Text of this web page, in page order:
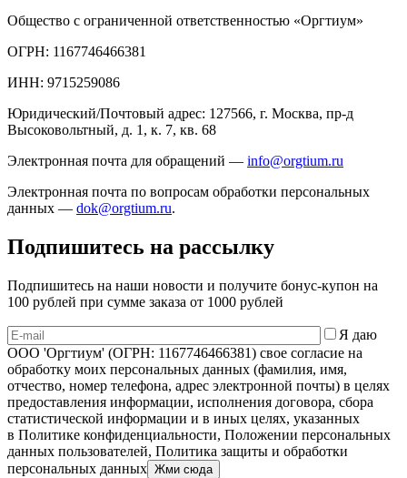
Общество с ограниченной ответственностью «Оргтиум»
ОГРН: 1167746466381
ИНН: 9715259086
Юридический/Почтовый адрес: 127566, г. Москва, пр-д
Высоковольтный, д. 1, к. 7, кв. 68
Электронная почта для обращений — info@orgtium.ru
Электронная почта по вопросам обработки персональных
данных — dok@orgtium.ru.
Подпишитесь на рассылку
Подпишитесь на наши новости и получите бонус-купон на
100 рублей при сумме заказа от 1000 рублей
Я даю
ООО 'Оргтиум' (ОГРН: 1167746466381) свое согласие на
обработку моих персональных данных (фамилия, имя,
отчество, номер телефона, адрес электронной почты) в целях
предоставления информации, исполнения договора, сбора
статистической информации и в иных целях, указанных
в Политике конфиденциальности, Положении персональных
данных пользователей, Политика защиты и обработки
персональных данных